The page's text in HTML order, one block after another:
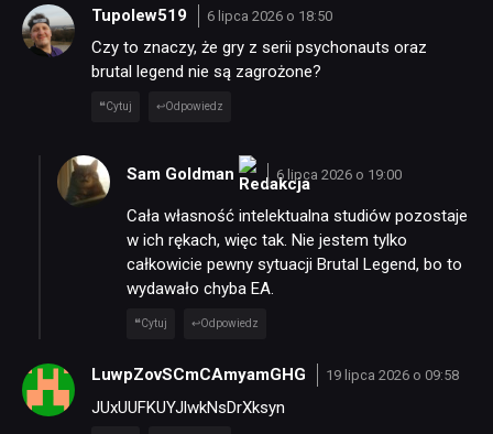
Tupolew519 6 lipca 2026 o 18:50
Czy to znaczy, że gry z serii psychonauts oraz
brutal legend nie są zagrożone?
Cytuj Odpowiedz
Sam Goldman 6 lipca 2026 o 19:00
Cała własność intelektualna studiów pozostaje
w ich rękach, więc tak. Nie jestem tylko
całkowicie pewny sytuacji Brutal Legend, bo to
wydawało chyba EA.
Cytuj Odpowiedz
LuwpZovSCmCAmyamGHG 19 lipca 2026 o 09:58
JUxUUFKUYJlwkNsDrXksyn